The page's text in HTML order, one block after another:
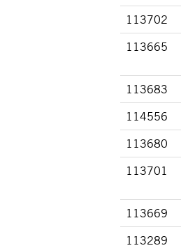
113702
113665
113683
114556
113680
113701
113669
113289